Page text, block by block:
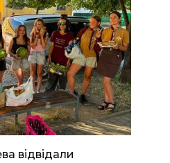
відвідали